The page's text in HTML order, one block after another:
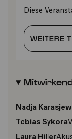
Diese
WEITERE
Nadja Karasjew
Tobias Sykora
Laura Hiller